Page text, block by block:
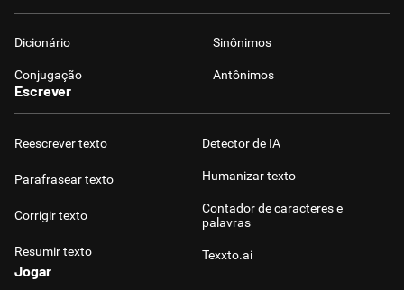
Dicionário Sinônimos
Conjugação Antônimos
Escrever
Reescrever texto
Parafrasear texto
Corrigir texto
Resumir texto
Detector de IA
Humanizar texto
Contador de caracteres e
palavras
Texxto.ai
Jogar